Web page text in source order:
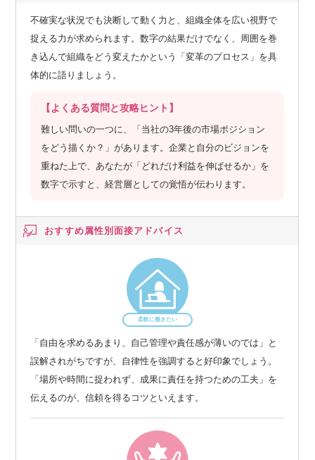
不確実な状況でも決断して動く力と、組織全体を広い視野で
捉える力が求められます。数字の結果だけでなく、周囲を巻
き込んで組織をどう変えたかという「変革のプロセス」を具
体的に語りましょう。
【よくある質問と攻略ヒント】
難しい問いの一つに、「当社の3年後の市場ポジション
をどう描くか？」があります。企業と自分のビジョンを
重ねた上で、あなたが「どれだけ利益を伸ばせるか」を
数字で示すと、経営層としての覚悟が伝わります。
おすすめ属性別面接アドバイス
柔軟に働きたい
「自由を求めるあまり、自己管理や責任感が薄いのでは」と
誤解されがちですが、自律性を強調すると好印象でしょう。
「場所や時間に捉われず、成果に責任を持つための工夫」を
伝えるのが、信頼を得るコツといえます。